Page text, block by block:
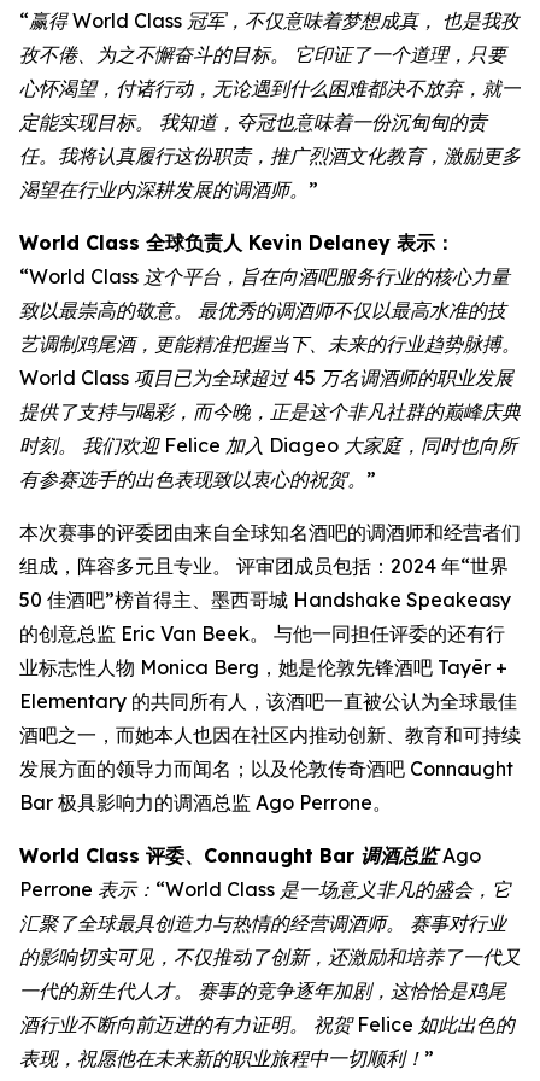
“赢得 World Class 冠军，不仅意味着梦想成真， 也是我孜
孜不倦、为之不懈奋斗的目标。 它印证了一个道理，只要
心怀渴望，付诸行动，无论遇到什么困难都决不放弃，就一
定能实现目标。 我知道，夺冠也意味着一份沉甸甸的责
任。我将认真履行这份职责，推广烈酒文化教育，激励更多
渴望在行业内深耕发展的调酒师。”
World Class 全球负责人 Kevin Delaney 表示：
“World Class 这个平台，旨在向酒吧服务行业的核心力量
致以最崇高的敬意。 最优秀的调酒师不仅以最高水准的技
艺调制鸡尾酒，更能精准把握当下、未来的行业趋势脉搏。
World Class 项目已为全球超过 45 万名调酒师的职业发展
提供了支持与喝彩，而今晚，正是这个非凡社群的巅峰庆典
时刻。 我们欢迎 Felice 加入 Diageo 大家庭，同时也向所
有参赛选手的出色表现致以衷心的祝贺。”
本次赛事的评委团由来自全球知名酒吧的调酒师和经营者们
组成，阵容多元且专业。 评审团成员包括：2024 年“世界
50 佳酒吧”榜首得主、墨西哥城 Handshake Speakeasy
的创意总监 Eric Van Beek。 与他一同担任评委的还有行
业标志性人物 Monica Berg，她是伦敦先锋酒吧 Tayēr +
Elementary 的共同所有人，该酒吧一直被公认为全球最佳
酒吧之一，而她本人也因在社区内推动创新、教育和可持续
发展方面的领导力而闻名；以及伦敦传奇酒吧 Connaught
Bar 极具影响力的调酒总监 Ago Perrone。
World Class 评委、 Connaught Bar 调酒总监Ago
Perrone 表示：“World Class 是一场意义非凡的盛会，它
汇聚了全球最具创造力与热情的经营调酒师。 赛事对行业
的影响切实可见，不仅推动了创新，还激励和培养了一代又
一代的新生代人才。 赛事的竞争逐年加剧，这恰恰是鸡尾
酒行业不断向前迈进的有力证明。 祝贺 Felice 如此出色的
表现，祝愿他在未来新的职业旅程中一切顺利！”